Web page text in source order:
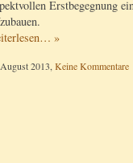
Erstbegegnung
»
2013, Keine Kommentare